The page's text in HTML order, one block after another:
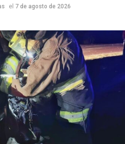
de escapar, sin embargo, le
celular al conductor
De acuerdo
con la
información
disponible,
la víctima
habría
sufrido
lesiones de
gravedad
el 7 de agosto de 2026